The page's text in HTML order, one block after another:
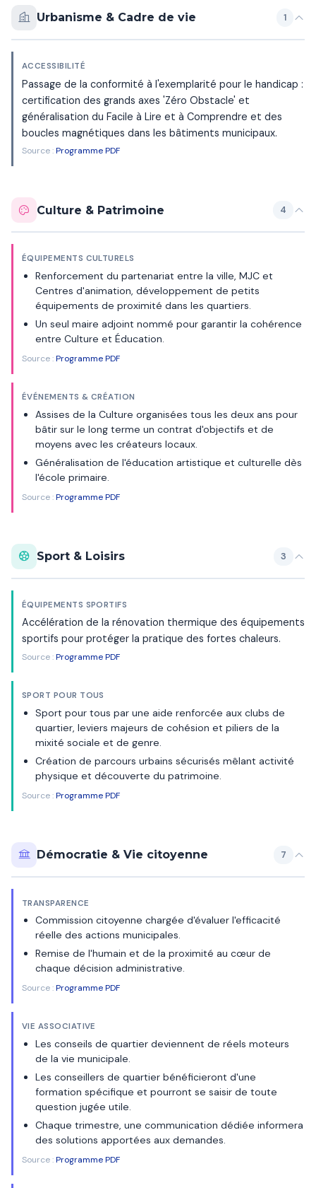
Urbanisme & Cadre de vie 1
ACCESSIBILITÉ
Passage de la conformité à l'exemplarité pour le handicap :
certification des grands axes 'Zéro Obstacle' et
généralisation du Facile à Lire et à Comprendre et des
boucles magnétiques dans les bâtiments municipaux.
Source :Programme PDF
Culture & Patrimoine 4
ÉQUIPEMENTS CULTURELS
Renforcement du partenariat entre la ville, MJC et
Centres d'animation, développement de petits
équipements de proximité dans les quartiers.
Un seul maire adjoint nommé pour garantir la cohérence
entre Culture et Éducation.
Source :Programme PDF
ÉVÉNEMENTS & CRÉATION
Assises de la Culture organisées tous les deux ans pour
bâtir sur le long terme un contrat d'objectifs et de
moyens avec les créateurs locaux.
Généralisation de l'éducation artistique et culturelle dès
l'école primaire.
Source :Programme PDF
Sport & Loisirs 3
ÉQUIPEMENTS SPORTIFS
Accélération de la rénovation thermique des équipements
sportifs pour protéger la pratique des fortes chaleurs.
Source :Programme PDF
SPORT POUR TOUS
Sport pour tous par une aide renforcée aux clubs de
quartier, leviers majeurs de cohésion et piliers de la
mixité sociale et de genre.
Création de parcours urbains sécurisés mêlant activité
physique et découverte du patrimoine.
Source :Programme PDF
Démocratie & Vie citoyenne 7
TRANSPARENCE
Commission citoyenne chargée d'évaluer l'efficacité
réelle des actions municipales.
Remise de l'humain et de la proximité au cœur de
chaque décision administrative.
Source :Programme PDF
VIE ASSOCIATIVE
Les conseils de quartier deviennent de réels moteurs
de la vie municipale.
Les conseillers de quartier bénéficieront d'une
formation spécifique et pourront se saisir de toute
question jugée utile.
Chaque trimestre, une communication dédiée informera
des solutions apportées aux demandes.
Source :Programme PDF